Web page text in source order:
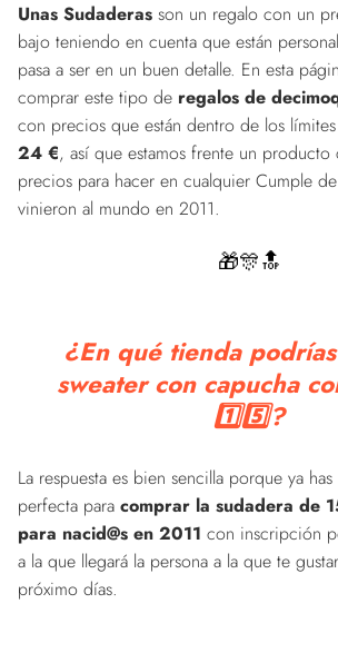
Unas Sudaderas son un regalo con un
bajo teniendo en cuenta que están
pasa a ser en un buen detalle. En esta
comprar este tipo de regalos de
con precios que están dentro de los
24 €, así que estamos frente un producto
precios para hacer en cualquier Cumple
vinieron al mundo en 2011.
🎁🎊🔝
¿En qué tienda
sweater con capucha
1️⃣5️⃣?
La respuesta es bien sencilla porque ya
perfecta para comprar la sudadera de
para nacid@s en 2011 con inscripción
a la que llegará la persona a la que te
próximo días.